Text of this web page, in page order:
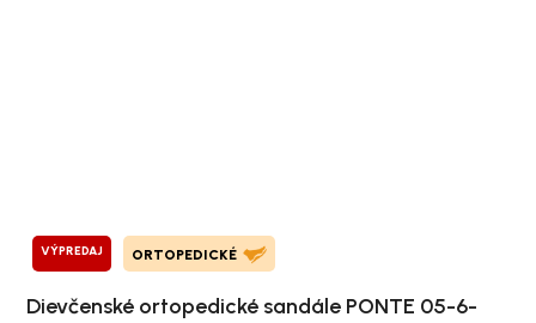
VÝPREDAJ ORTOPEDICKÉ
Dievčenské ortopedické sandále PONTE 05-6-